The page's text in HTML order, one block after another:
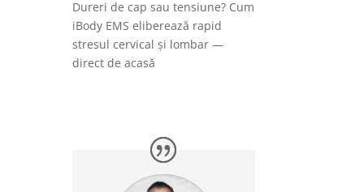
Dureri de cap sau tensiune? Cum
iBody EMS eliberează rapid
stresul cervical și lombar —
direct de acasă